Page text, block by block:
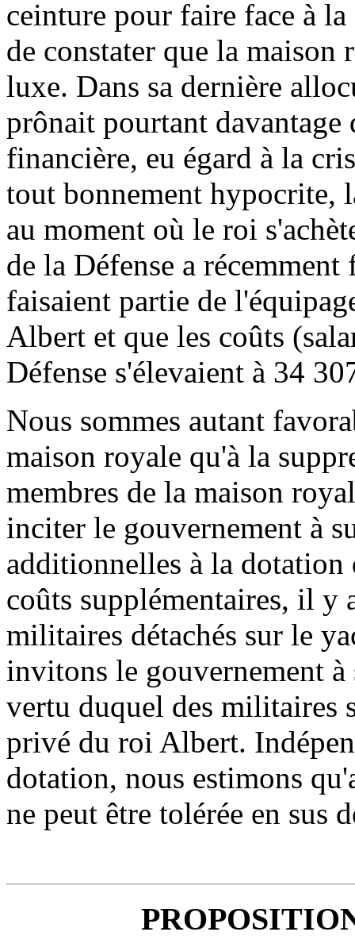
ceinture pour faire face à
de constater que la
luxe. Dans sa dernière
prônait pourtant davantage
financière, eu égard à la
tout bonnement hypocrite,
au moment où le roi
de la Défense a
faisaient partie de
Albert et que les coûts
Défense s'élevaient à 34
Nous sommes autant
maison royale qu'à la
membres de la maison
inciter le gouvernement à
additionnelles à la dotation
coûts supplémentaires, il y
militaires détachés sur le
invitons le gouvernement
vertu duquel des militaires
privé du roi Albert.
dotation, nous estimons
ne peut être tolérée en sus